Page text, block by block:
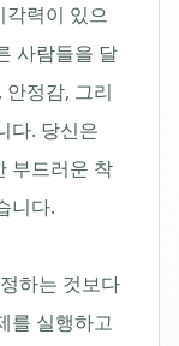
각력이 있으
사람들을 달
정감, 그리
다. 당신은
부드러운 착
니다.
하는 것보다
를 실행하고